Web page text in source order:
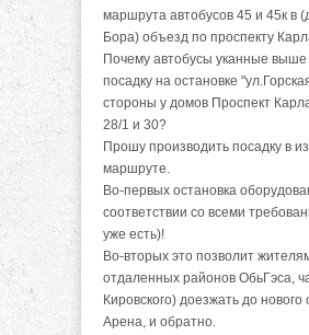
маршрута автобусов 45 и 45к в
Бора) объезд по проспекту
Почему автобусы уканные
посадку на остановке
стороны у домов Проспект
28/1 и 30?
Прошу производить посадку в
маршруте.
Во-первых остановка
соответствии со всеми
уже есть)!
Во-вторых это позволит
отдаленных районов ОбьГэса,
Кировского) доезжать до нового
Арена, и обратно.